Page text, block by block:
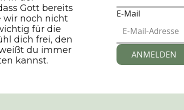
Gott bereits
wir noch nicht
für die
dich frei, den
du immer
kannst.
E-Mail
ANMELDEN